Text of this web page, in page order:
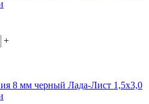
+
8 мм черный Лада-Лист 1,5х3,0